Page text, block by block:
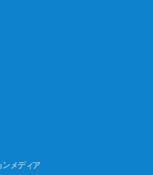
メディア